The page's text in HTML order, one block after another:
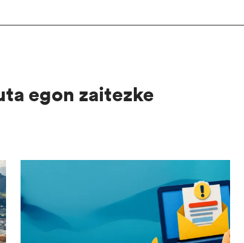
egon zaitezke